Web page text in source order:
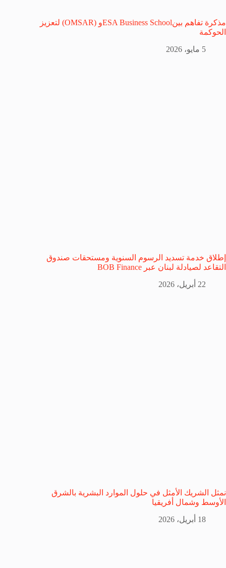
مذكرة تفاهم بينESA Business Schoolو (OMSAR) لتعزيز
الحوكمة
5 مايو، 2026
إطلاق خدمة تسديد الرسوم السنوية ومستحقات صندوق
التقاعد لصيادلة لبنان عبر BOB Finance
22 أبريل، 2026
نمثل الشريك الأمثل في حلول الموارد البشرية بالشرق
الأوسط وشمال أفريقيا
18 أبريل، 2026